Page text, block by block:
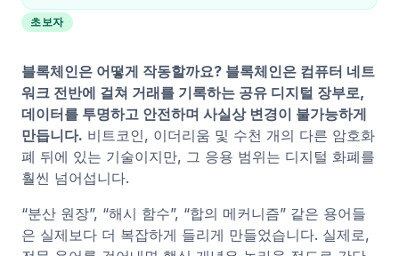
초보자
블록체인은 어떻게 작동할까요? 블록체인은 컴퓨터 네트
워크 전반에 걸쳐 거래를 기록하는 공유 디지털 장부로,
데이터를 투명하고 안전하며 사실상 변경이 불가능하게
만듭니다. 비트코인, 이더리움 및 수천 개의 다른 암호화
폐 뒤에 있는 기술이지만, 그 응용 범위는 디지털 화폐를
훨씬 넘어섭니다.
“분산 원장”, “해시 함수”, “합의 메커니즘” 같은 용어들
은 실제보다 더 복잡하게 들리게 만들었습니다. 실제로,